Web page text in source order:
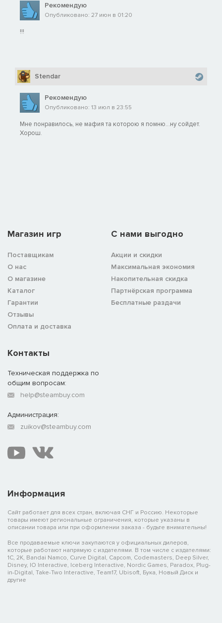
Рекомендую
Опубликовано: 27 июн в 01:20
!!!
Stendar
Рекомендую
Опубликовано: 13 июл в 23:55
Мне понравилось, не мафия та которою я помню...ну сойдет.
Хорош.
Магазин игр
Поставщикам
О нас
О магазине
Каталог
Гарантии
Отзывы
Оплата и доставка
C нами выгодно
Акции и скидки
Максимальная экономия
Накопительная скидка
Партнёрская программа
Бесплатные раздачи
Информация
Сайт работает для всех стран, включая СНГ и Россию. Некоторые
товары имеют региональные ограничения, которые указаны в
описании товара или при оформлении заказа - будьте внимательны!
Все продаваемые ключи закупаются у официальных дилеров,
которые работают напрямую с издателями. В том числе с издателями:
1C, 2K, Bandai Namco, Curve Digital, Capcom, Codemasters, Deep Silver,
Disney, IO Interactive, Iceberg Interactive, Nordic Games, Paradox, Plug-
in-Digital, Take-Two Interactive, Team17, Ubisoft, Бука, Новый Диск и
другие
Контакты
Техническая поддержка по
общим вопросам:
help@steambuy.com
Администрация:
zuikov@steambuy.com